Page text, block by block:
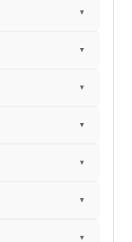
▼
▼
▼
▼
▼
▼
▼